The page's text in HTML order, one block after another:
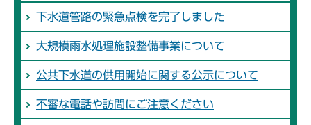
下水道管路の緊急点検を完了しました
大規模雨水処理施設整備事業について
公共下水道の供用開始に関する公示について
不審な電話や訪問にご注意ください